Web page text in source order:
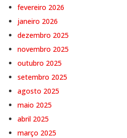
fevereiro 2026
janeiro 2026
dezembro 2025
novembro 2025
outubro 2025
setembro 2025
agosto 2025
maio 2025
abril 2025
março 2025